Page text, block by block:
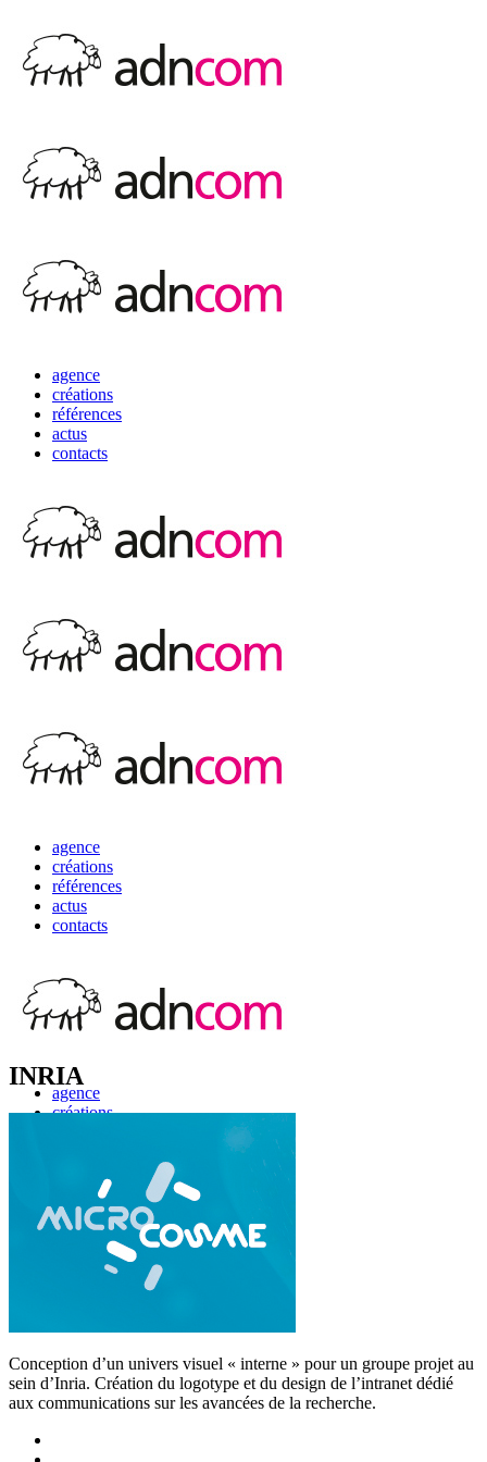
agence
créations
références
actus
contacts
agence
créations
références
actus
contacts
agence
créations
INRIA
Conception d’un univers visuel « interne » pour un groupe projet au
sein d’Inria. Création du logotype et du design de l’intranet dédié
aux communications sur les avancées de la recherche.